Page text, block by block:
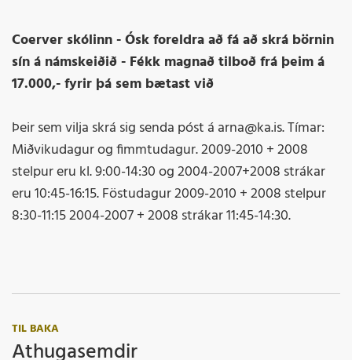
Coerver skólinn - Ósk foreldra að fá að skrá börnin
sín á námskeiðið - Fékk magnað tilboð frá þeim á
17.000,- fyrir þá sem bætast við
Þeir sem vilja skrá sig senda póst á arna@ka.is. Tímar:
Miðvikudagur og fimmtudagur. 2009-2010 + 2008
stelpur eru kl. 9:00-14:30 og 2004-2007+2008 strákar
eru 10:45-16:15. Föstudagur 2009-2010 + 2008 stelpur
8:30-11:15 2004-2007 + 2008 strákar 11:45-14:30.
TIL BAKA
Athugasemdir